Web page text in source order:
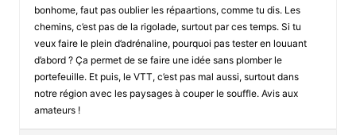
bonhome, faut pas oublier les répaartions, comme tu dis. Les
chemins, c’est pas de la rigolade, surtout par ces temps. Si tu
veux faire le plein d’adrénaline, pourquoi pas tester en louuant
d’abord ? Ça permet de se faire une idée sans plomber le
portefeuille. Et puis, le VTT, c’est pas mal aussi, surtout dans
notre région avec les paysages à couper le souffle. Avis aux
amateurs !